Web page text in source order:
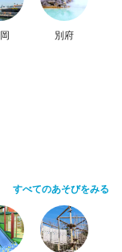
別府
すべてのあそびをみる